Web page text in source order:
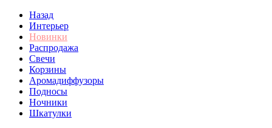
Назад
Интерьер
Новинки
Распродажа
Свечи
Корзины
Аромадиффузоры
Подносы
Ночники
Шкатулки